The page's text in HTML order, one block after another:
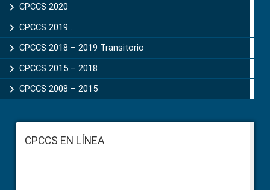
CPCCS 2020
CPCCS 2019 .
CPCCS 2018 – 2019 Transitorio
CPCCS 2015 – 2018
CPCCS 2008 – 2015
FooterCPCCS EN LÍNEA